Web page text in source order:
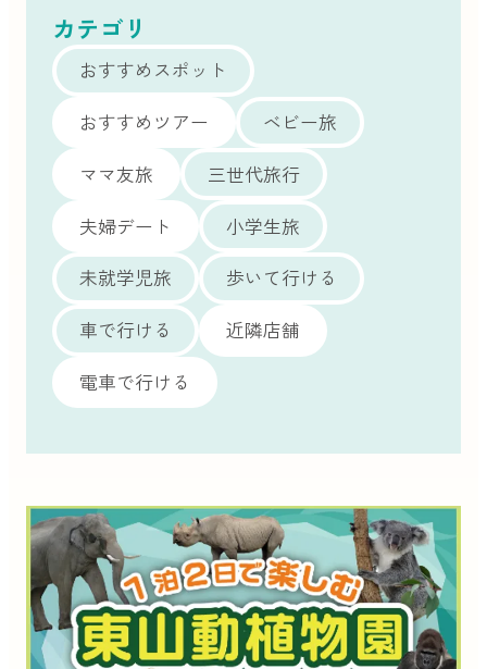
カテゴリ
おすすめスポット
おすすめツアー
ベビー旅
ママ友旅
三世代旅行
夫婦デート
小学生旅
未就学児旅
歩いて行ける
車で行ける
近隣店舗
電車で行ける